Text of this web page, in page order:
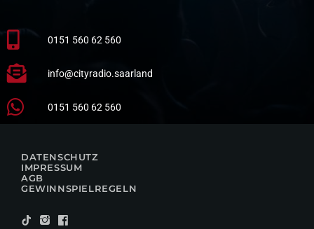
0151 560 62 560
info@cityradio.saarland
0151 560 62 560
DATENSCHUTZ
IMPRESSUM
AGB
GEWINNSPIELREGELN